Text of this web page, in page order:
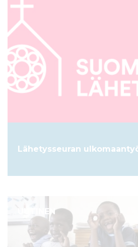
Lähetysseuran
UUTINEN